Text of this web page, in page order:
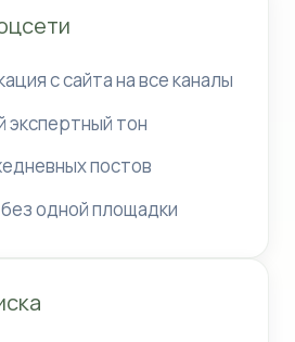
с сайта на все каналы
экспертный тон
постов
одной площадки